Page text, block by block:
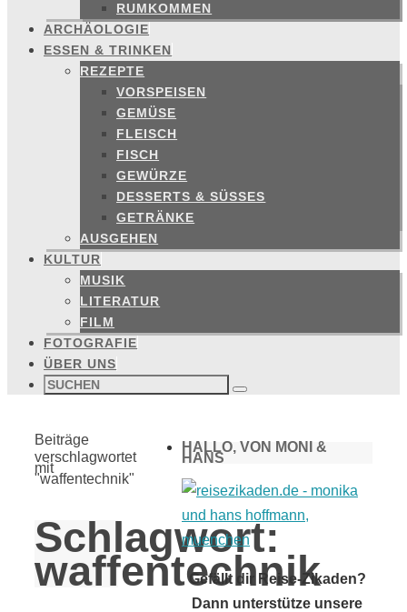
RUMKOMMEN
ARCHÄOLOGIE
ESSEN & TRINKEN
REZEPTE
VORSPEISEN
GEMÜSE
FLEISCH
FISCH
GEWÜRZE
DESSERTS & SÜSSES
GETRÄNKE
AUSGEHEN
KULTUR
MUSIK
LITERATUR
FILM
FOTOGRAFIE
ÜBER UNS
Suchen
nach: Suchen
Start
Beiträge
verschlagwortet
mit
"waffentechnik"
Schlagwort:
waffentechnik
HALLO, VON MONI &
HANS
Gefällt dir Reise-Zikaden?
Dann unterstütze unsere